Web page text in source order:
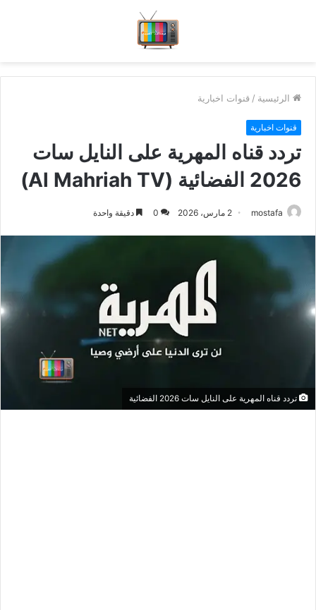
الرئيسية / قنوات اخبارية
قنوات اخبارية
تردد قناه المهرية على النايل سات
2026 الفضائية (Al Mahriah TV)
mostafa 2 مارس، 2026 0 دقيقة واحدة
تردد قناه المهرية على النايل سات 2026 الفضائية